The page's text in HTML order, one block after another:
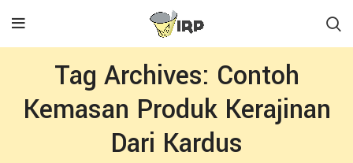
Tag Archives: Contoh
Kemasan Produk Kerajinan
Dari Kardus